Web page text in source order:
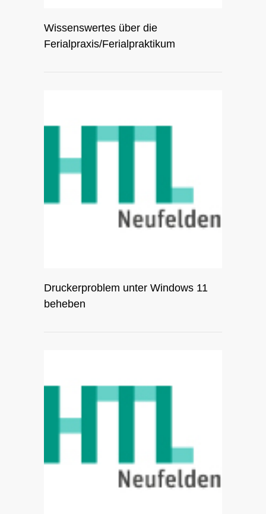
Wissenswertes über die
Ferialpraxis/Ferialpraktikum
Druckerproblem unter Windows 11
beheben